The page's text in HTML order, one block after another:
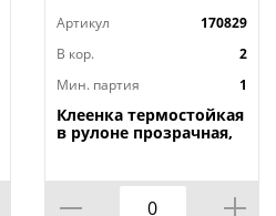
Артикул
170829
В кор.
2
Мин. партия
1
Клеенка термостойкая
в рулоне прозрачная,
HOZBAT